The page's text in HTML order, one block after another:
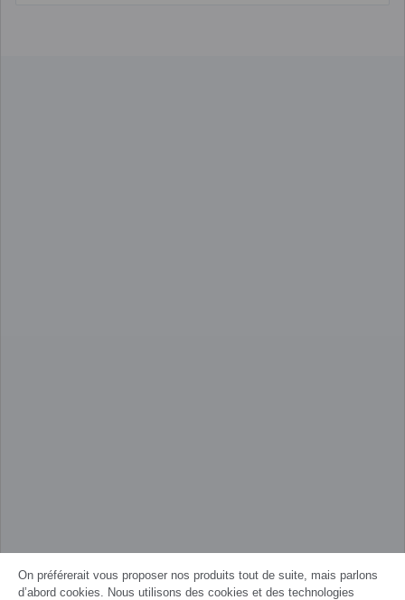
On préférerait vous proposer nos produits tout de suite, mais parlons
d’abord cookies. Nous utilisons des cookies et des technologies